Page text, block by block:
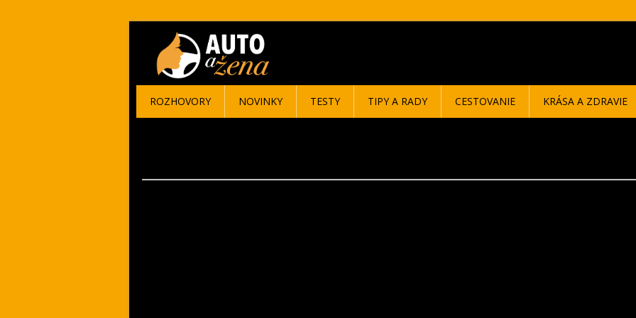
ROZHOVORY NOVINKY TESTY TIPY A RADY CESTOVANIE KRÁSA A ZDRAVIE